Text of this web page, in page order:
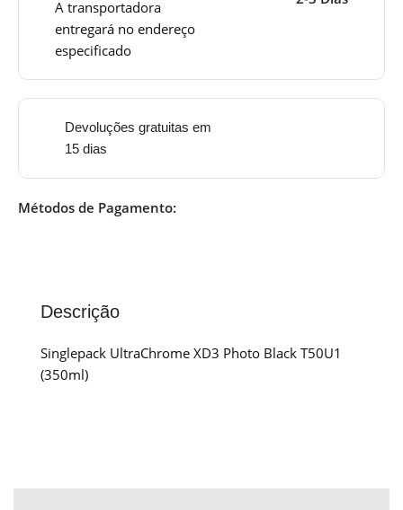
A transportadora
entregará no endereço
especificado
Devoluções gratuitas em
15 dias
Métodos de Pagamento:
Descrição
Singlepack UltraChrome XD3 Photo Black T50U1
(350ml)